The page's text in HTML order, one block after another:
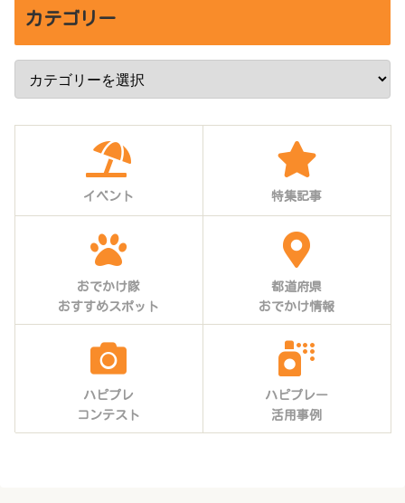
カテゴリー
イベント 特集記事
おでかけ隊
おすすめスポット
都道府県
おでかけ情報
ハピプレ
コンテスト
ハピプレー
活用事例